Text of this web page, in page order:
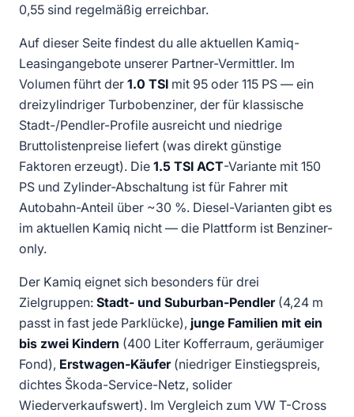
0,55 sind regelmäßig erreichbar.
Auf dieser Seite findest du alle aktuellen Kamiq-
Leasingangebote unserer Partner-Vermittler. Im
Volumen führt der 1.0 TSI mit 95 oder 115 PS — ein
dreizylindriger Turbobenziner, der für klassische
Stadt-/Pendler-Profile ausreicht und niedrige
Bruttolistenpreise liefert (was direkt günstige
Faktoren erzeugt). Die 1.5 TSI ACT-Variante mit 150
PS und Zylinder-Abschaltung ist für Fahrer mit
Autobahn-Anteil über ~30 %. Diesel-Varianten gibt es
im aktuellen Kamiq nicht — die Plattform ist Benziner-
only.
Der Kamiq eignet sich besonders für drei
Zielgruppen: Stadt- und Suburban-Pendler(4,24 m
passt in fast jede Parklücke), junge Familien mit ein
bis zwei Kindern (400 Liter Kofferraum, geräumiger
Fond), Erstwagen-Käufer(niedriger Einstiegspreis,
dichtes Škoda-Service-Netz, solider
Wiederverkaufswert). Im Vergleich zum VW T-Cross